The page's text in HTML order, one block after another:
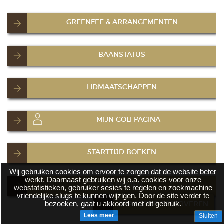
Wij gebruiken cookies om ervoor te zorgen dat de website beter
werkt. Daarnaast gebruiken wij o.a. cookies voor onze
webstatistieken, gebruiker sesies te regelen en zoekmachine
vriendelijke slugs te kunnen wijzigen. Door de site verder te
bezoeken, gaat u akkoord met dit gebruik.
Lees meer Sluiten
GREENFEE & ARRANGEMENTEN
BAANSTATUS
LIDMAATSCHAPPEN
MIJN GOLFPAGINA
STARTTIJD BOEKEN
LES NEMEN
BRASSERIE RESERVEREN